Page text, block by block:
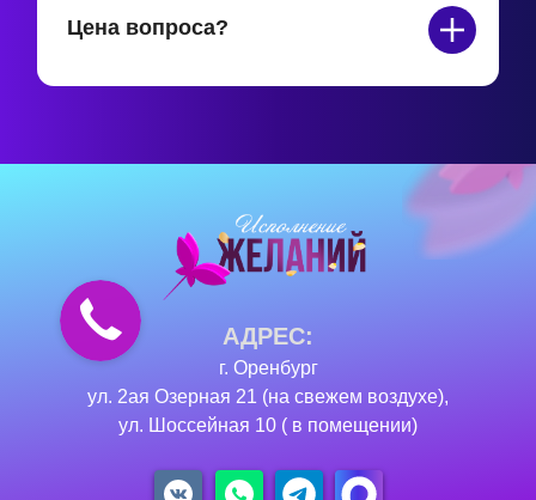
Цена вопроса?
АДРЕС:
г. Оренбург
ул. 2ая Озерная 21 (на свежем воздухе),
ул. Шоссейная 10 ( в помещении)